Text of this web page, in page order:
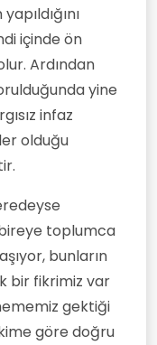
içinde ön
Ardından
yine
infaz
olduğu
toplumca
bunların
bir fikrimiz var
gektiği
göre doğru